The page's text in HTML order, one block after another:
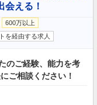
会える！
600万以上
を経由する求人
のご経験、能力を考
ご相談ください！